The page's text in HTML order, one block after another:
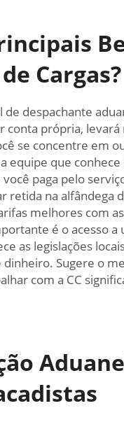
Cargas?
despachante
própria,
se concentre em
equipe que
paga pelo
retida na alfândega
melhores com
é o acesso
as legislações
Sugere o
com a CC